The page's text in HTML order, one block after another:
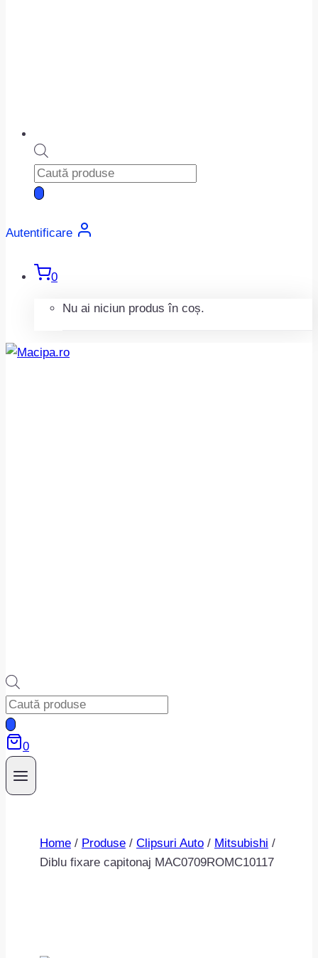
Products
search
Autentificare
0
Nu ai niciun produs în coș.
Products
search
0
Home / Produse / Clipsuri Auto / Mitsubishi /
Diblu fixare capitonaj MAC0709ROMC10117